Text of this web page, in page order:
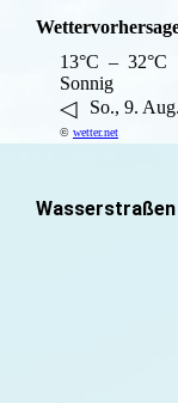
13°C – 32°C
Sonnig
◁ So., 9.
© wetter.net